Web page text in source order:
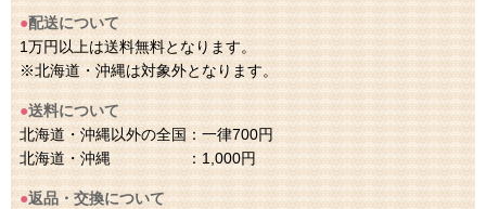
●配送について
1万円以上は送料無料となります。
※北海道・沖縄は対象外となります。
●送料について
北海道・沖縄以外の全国：一律700円
北海道・沖縄 ：1,000円
●返品・交換について